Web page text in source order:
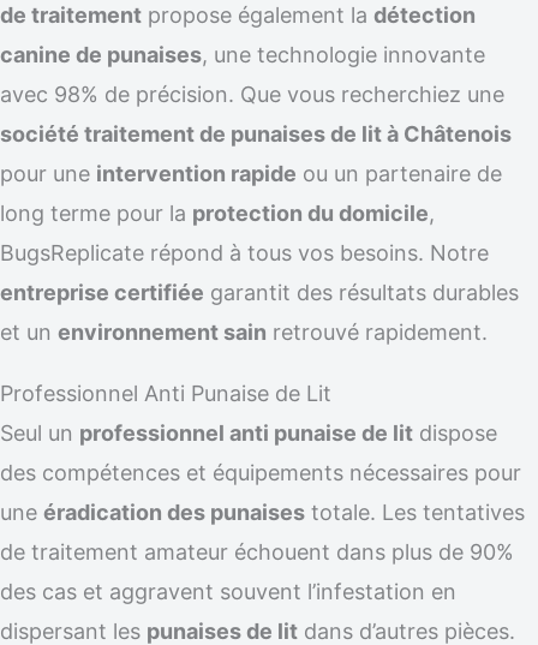
de traitement propose également la détection
canine de punaises, une technologie innovante
avec 98% de précision. Que vous recherchiez une
société traitement de punaises de lit à Châtenois
pour une intervention rapide ou un partenaire de
long terme pour la protection du domicile,
BugsReplicate répond à tous vos besoins. Notre
entreprise certifiée garantit des résultats durables
et un environnement sain retrouvé rapidement.
Professionnel Anti Punaise de Lit
Seul un professionnel anti punaise de lit dispose
des compétences et équipements nécessaires pour
une éradication des punaises totale. Les tentatives
de traitement amateur échouent dans plus de 90%
des cas et aggravent souvent l’infestation en
dispersant les punaises de lit dans d’autres pièces.